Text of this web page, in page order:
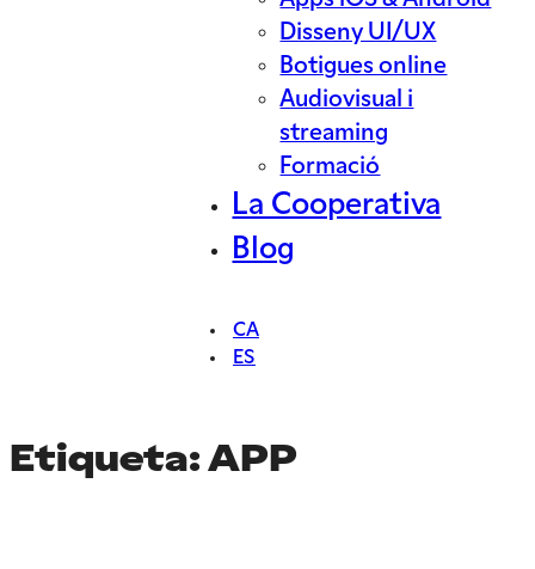
Disseny UI/UX
Botigues online
Audiovisual i
streaming
Formació
La Cooperativa
Blog
CA
ES
Etiqueta:APP